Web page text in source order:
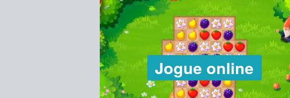
Jogue online